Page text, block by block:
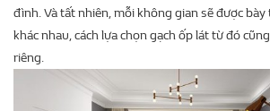
đình. Và tất nhiên, mỗi không gian sẽ được
khác nhau, cách lựa chọn gạch ốp lát từ đó
riêng.